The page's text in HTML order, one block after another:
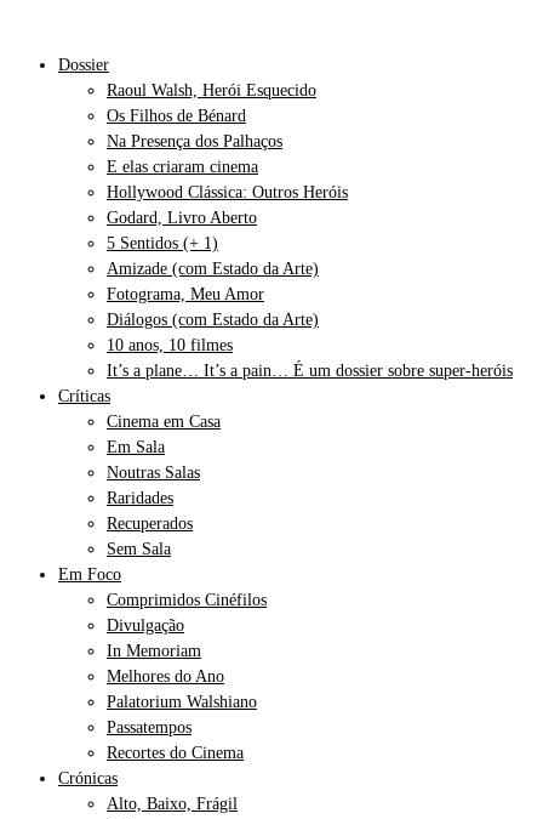
Dossier
Raoul Walsh, Herói Esquecido
Os Filhos de Bénard
Na Presença dos Palhaços
E elas criaram cinema
Hollywood Clássica: Outros Heróis
Godard, Livro Aberto
5 Sentidos (+ 1)
Amizade (com Estado da Arte)
Fotograma, Meu Amor
Diálogos (com Estado da Arte)
10 anos, 10 filmes
It’s a plane… It’s a pain… É um dossier sobre super-heróis
Críticas
Cinema em Casa
Em Sala
Noutras Salas
Raridades
Recuperados
Sem Sala
Em Foco
Comprimidos Cinéfilos
Divulgação
In Memoriam
Melhores do Ano
Palatorium Walshiano
Passatempos
Recortes do Cinema
Crónicas
Alto, Baixo, Frágil